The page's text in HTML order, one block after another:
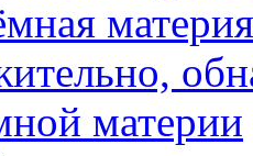
материя
материи